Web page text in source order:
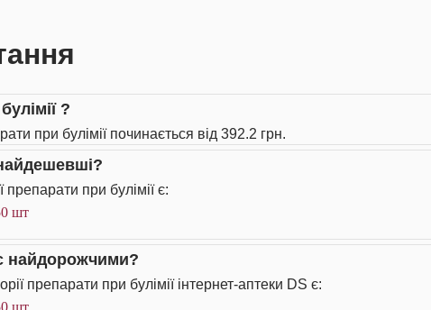
?
при булімії починається від 392.2 грн.
при булімії є:
шт
найдорожчими?
препарати при булімії інтернет-аптеки DS є:
шт